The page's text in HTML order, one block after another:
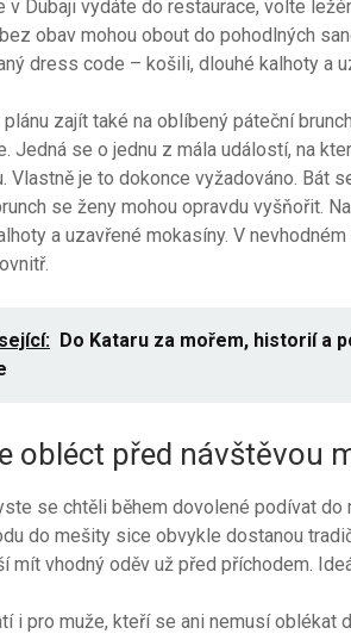
v Dubaji vydáte do restaurace, volte
obav mohou obout do pohodlných
dress code – košili, dlouhé kalhoty a
zajít také na oblíbený páteční
Jedná se o jednu z mála událostí, na
Vlastně je to dokonce vyžadováno. Bát
se ženy mohou opravdu vyšňořit.
a uzavřené mokasíny. V
Do Kataru za mořem, historií a
obléct před návštěvou
se chtěli během dovolené podívat
do mešity sice obvykle dostanou
mít vhodný oděv už před příchodem.
i pro muže, kteří se ani nemusí oblékat